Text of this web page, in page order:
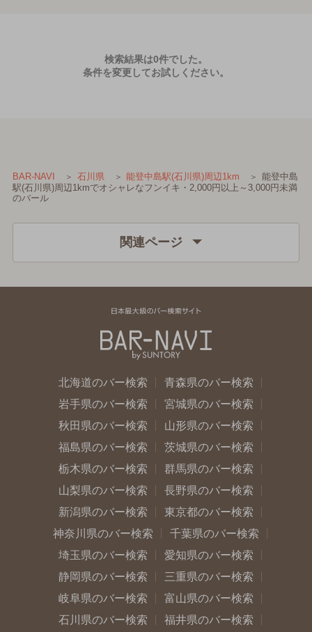
検索結果は0件でした。
条件を変更してお試しください。
BAR-NAVI 石川県 能登中島駅(石川県)周辺1km
能登中島
駅(石川県)周辺1kmでオシャレなフンイキ・2,000円以上～3,000円未満
のバール
関連ページ
北海道のバー検索
青森県のバー検索
岩手県のバー検索
宮城県のバー検索
秋田県のバー検索
山形県のバー検索
福島県のバー検索
茨城県のバー検索
栃木県のバー検索
群馬県のバー検索
山梨県のバー検索
長野県のバー検索
新潟県のバー検索
東京都のバー検索
神奈川県のバー検索
千葉県のバー検索
埼玉県のバー検索
愛知県のバー検索
静岡県のバー検索
三重県のバー検索
岐阜県のバー検索
富山県のバー検索
石川県のバー検索
福井県のバー検索